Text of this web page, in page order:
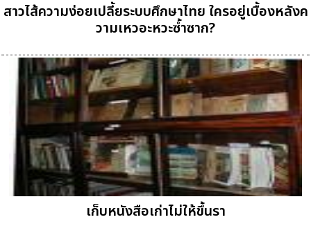
สาวไส้ความง่อยเปลี้ยระบบศึกษาไทย ใครอยู่เบื้องหลังค
วามเหวอะหวะซ้ำซาก?
เก็บหนังสือเก่าไม่ให้ขึ้นรา